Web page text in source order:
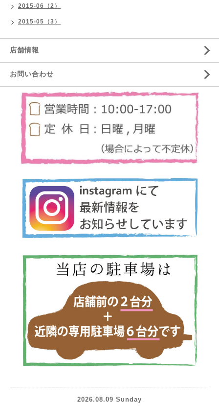
2015-06（2）
2015-05（3）
店舗情報
お問い合わせ
2026.08.09 Sunday